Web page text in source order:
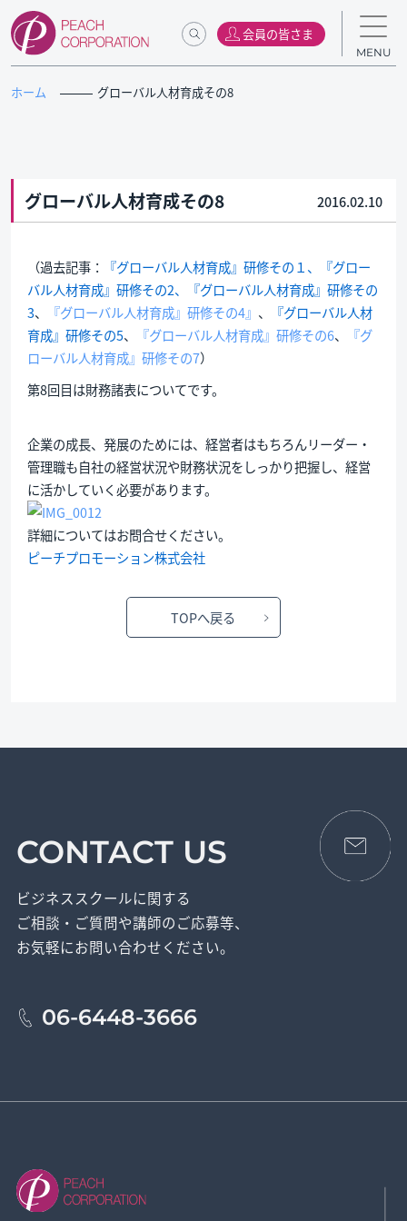
会員の皆さま
MENU
ホーム グローバル人材育成その8
グローバル人材育成その8 2016.02.10
（過去記事： 『グローバル人材育成』研修その１、
『グロー
バル人材育成』研修その2、『グローバル人材育成』研修その
3、 『グローバル人材育成』研修その4』 、
『グローバル人材
育成』研修その5、 『グローバル人材育成』研修その6、
『グ
ローバル人材育成』研修その7）
第8回目は財務諸表についてです。
企業の成長、発展のためには、経営者はもちろんリーダー・
管理職も自社の経営状況や財務状況をしっかり把握し、経営
に活かしていく必要があります。
詳細についてはお問合せください。
ピーチプロモーション株式会社
TOPへ戻る
CONTACT US
ビジネススクールに関する
ご相談・ご質問や講師のご応募等、
お気軽にお問い合わせください。
06-6448-3666